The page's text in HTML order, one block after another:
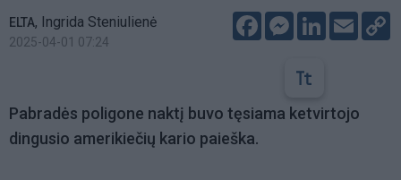
ELTA, Ingrida Steniulienė
2025-04-01 07:24
FacebookMessenger
LinkedIn
Email
Pabradės poligone naktį buvo tęsiama ketvirtojo
dingusio amerikiečių kario paieška.